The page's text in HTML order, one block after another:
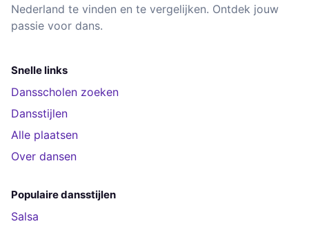
Nederland te vinden en te vergelijken. Ontdek jouw
passie voor dans.
Snelle links
Dansscholen zoeken
Dansstijlen
Alle plaatsen
Over dansen
Populaire dansstijlen
Salsa